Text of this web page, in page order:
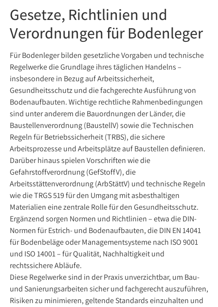
Gesetze, Richtlinien und
Verordnungen für Bodenleger
Für Bodenleger bilden gesetzliche Vorgaben und technische
Regelwerke die Grundlage ihres täglichen Handelns –
insbesondere in Bezug auf Arbeitssicherheit,
Gesundheitsschutz und die fachgerechte Ausführung von
Bodenaufbauten. Wichtige rechtliche Rahmenbedingungen
sind unter anderem die Bauordnungen der Länder, die
Baustellenverordnung (BaustellV) sowie die Technischen
Regeln für Betriebssicherheit (TRBS), die sichere
Arbeitsprozesse und Arbeitsplätze auf Baustellen definieren.
Darüber hinaus spielen Vorschriften wie die
Gefahrstoffverordnung (GefStoffV), die
Arbeitsstättenverordnung (ArbStättV) und technische Regeln
wie die TRGS 519 für den Umgang mit asbesthaltigen
Materialien eine zentrale Rolle für den Gesundheitsschutz.
Ergänzend sorgen Normen und Richtlinien – etwa die DIN-
Normen für Estrich- und Bodenaufbauten, die DIN EN 14041
für Bodenbeläge oder Managementsysteme nach ISO 9001
und ISO 14001 – für Qualität, Nachhaltigkeit und
rechtssichere Abläufe.
Diese Regelwerke sind in der Praxis unverzichtbar, um Bau-
und Sanierungsarbeiten sicher und fachgerecht auszuführen,
Risiken zu minimieren, geltende Standards einzuhalten und